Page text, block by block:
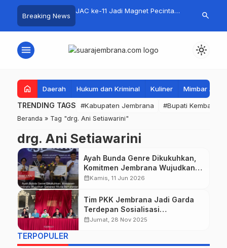
Breaking News
Vokasi Nasional
JAC ke-11 Jadi Magnet Pecinta
Ramaikan HUT Kota Negara ke-
Perdana di
search
menu light_mode
home Daerah Hukum dan Kriminal Kuliner Mimbar
TRENDING TAGS #Kabupaten Jembrana #Bupati Kembang
Beranda » Tag "drg. Ani Setiawarini"
drg. Ani Setiawarini
Ayah Bunda Genre Dikukuhkan,
Komitmen Jembrana Wujudkan
Generasi Muda Berkarakter
calendar_monthKamis, 11 Jun 2026
Tim PKK Jembrana Jadi Garda
Terdepan Sosialisasi
Pengelolaan Sampah
calendar_monthJumat, 28 Nov 2025
TERPOPULER